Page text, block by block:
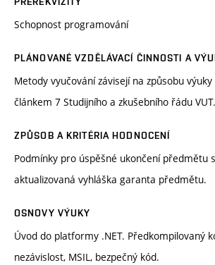
Schopnost programování
PLÁNOVANÉ VZDĚLÁVACÍ ČINNOSTI A
Metody vyučování závisejí na způsobu
článkem 7 Studijního a zkušebního řádu VUT.
ZPŮSOB A KRITÉRIA HODNOCENÍ
Podmínky pro úspěšné ukončení předmětu
aktualizovaná vyhláška garanta předmětu.
OSNOVY VÝUKY
Úvod do platformy .NET. Předkompilovaný
nezávislost, MSIL, bezpečný kód.